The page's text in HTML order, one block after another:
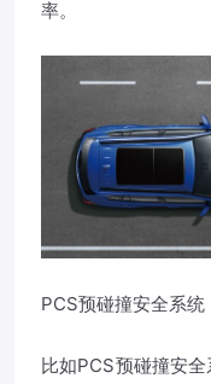
率。
PCS预碰撞安全系统
比如PCS预碰撞安